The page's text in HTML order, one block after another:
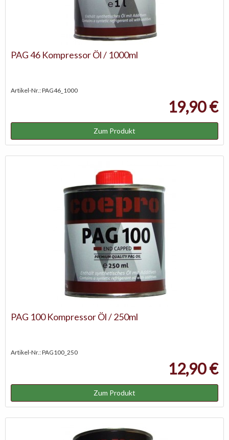
PAG 46 Kompressor Öl / 1000ml
Artikel-Nr.: PAG46_1000
19,90 €
Zum Produkt
PAG 100 Kompressor Öl / 250ml
Artikel-Nr.: PAG100_250
12,90 €
Zum Produkt